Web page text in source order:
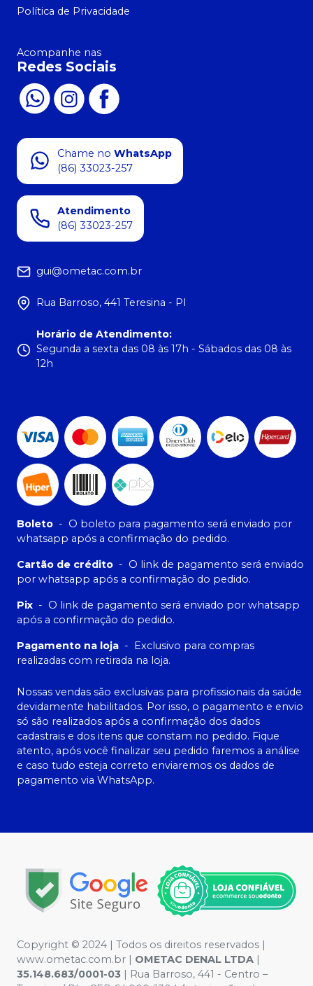
Política de Privacidade
Acompanhe nas
Redes Sociais
Chame no WhatsApp
(86) 33023-257
Atendimento
(86) 33023-257
gui@ometac.com.br
Rua Barroso, 441 Teresina - PI
Horário de Atendimento:
Segunda a sexta das 08 às 17h - Sábados das 08 às
12h
Boleto - O boleto para pagamento será enviado por
whatsapp após a confirmação do pedido.
Cartão de crédito - O link de pagamento será enviado
por whatsapp após a confirmação do pedido.
Pix - O link de pagamento será enviado por whatsapp
após a confirmação do pedido.
Pagamento na loja -
Exclusivo para compras
realizadas com retirada na loja.
Nossas vendas são exclusivas para profissionais da saúde
devidamente habilitados. Por isso, o pagamento e envio
só são realizados após a confirmação dos dados
cadastrais e dos itens que constam no pedido. Fique
atento, após você finalizar seu pedido faremos a análise
e caso tudo esteja correto enviaremos os dados de
pagamento via WhatsApp.
Copyright © 2024 | Todos os direitos reservados |
www.ometac.com.br | OMETAC DENAL LTDA |
35.148.683/0001-03 | Rua Barroso, 441 - Centro –